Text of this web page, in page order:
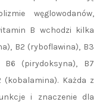
węglowodanów,
B wchodzi kilka
B2 (ryboflawina), B3
(pirydoksyna), B7
Każda z
i znaczenie dla